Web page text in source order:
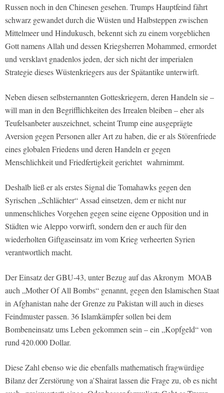
Russen noch in den Chinesen gesehen. Trumps Hauptfeind fährt
schwarz gewandet durch die Wüsten und Halbsteppen zwischen
Mittelmeer und Hindukusch, bekennt sich zu einem vorgeblichen
Gott namens Allah und dessen Kriegsherren Mohammed, ermordet
und versklavt gnadenlos jeden, der sich nicht der imperialen
Strategie dieses Wüstenkriegers aus der Spätantike unterwirft.
Neben diesen selbsternannten Gotteskriegern, deren Handeln sie –
will man in den Begrifflichkeiten des Irrealen bleiben – eher als
Teufelsanbeter auszeichnet, scheint Trump eine ausgeprägte
Aversion gegen Personen aller Art zu haben, die er als Störenfriede
eines globalen Friedens und deren Handeln er gegen
Menschlichkeit und Friedfertigkeit gerichtet wahrnimmt.
Deshalb ließ er als erstes Signal die Tomahawks gegen den
Syrischen „Schlächter“ Assad einsetzen, dem er nicht nur
unmenschliches Vorgehen gegen seine eigene Opposition und in
Städten wie Aleppo vorwirft, sondern den er auch für den
wiederholten Giftgaseinsatz im vom Krieg verheerten Syrien
verantwortlich macht.
Der Einsatz der GBU-43, unter Bezug auf das Akronym MOAB
auch „Mother Of All Bombs“ genannt, gegen den Islamischen Staat
in Afghanistan nahe der Grenze zu Pakistan will auch in dieses
Feindmuster passen. 36 Islamkämpfer sollen bei dem
Bombeneinsatz ums Leben gekommen sein – ein „Kopfgeld“ von
rund 420.000 Dollar.
Diese Zahl ebenso wie die ebenfalls mathematisch fragwürdige
Bilanz der Zerstörung von a’Shairat lassen die Frage zu, ob es nicht